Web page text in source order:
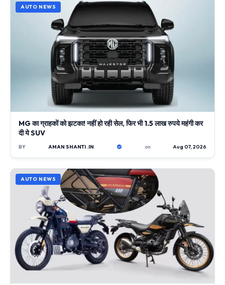
AUTO NEWS
MG का ग्राहकों को झटका! नहीं हो रही सेल, फिर भी 1.5 लाख रुपये महंगी कर
दी ये SUV
BY AMAN SHANTI .IN on Aug 07, 2026
AUTO NEWS